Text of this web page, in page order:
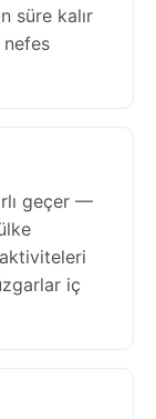
süre kalır
nefes
geçer —
iç